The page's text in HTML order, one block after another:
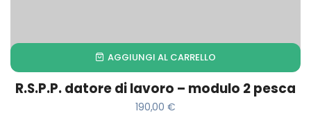
AGGIUNGI AL CARRELLO
R.S.P.P. datore di lavoro – modulo 2 pesca
190,00€